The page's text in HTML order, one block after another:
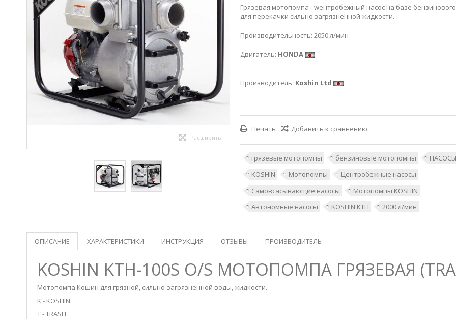
Расширить
Грязевая мотопомпа - wентробежный насос на базе
для перекачки сильно загрязненной жидкости.
Производительность: 2050 л/мин
Двигатель: HONDA
Производитель: Koshin Ltd
Печать Добавить к сравнению
грязевые мотопомпы бензиновые мотопомпы НАСОСЫ
KOSHIN
Мотопомпы
Центробежные насосы
Самовсасывающие насосы
Мотопомпы KOSHIN
Автономные насосы
KOSHIN KTH 2000 л/мин
ОПИСАНИЕ ХАРАКТЕРИСТИКИ ИНСТРУКЦИЯ ОТЗЫВЫ ПРОИЗВОДИТЕЛЬ
KOSHIN KTH-100S O/S МОТОПОМПА ГРЯЗЕВАЯ
Мотопомпа Кошин для грязной, сильно-загрязненной воды, жидкости.
K - KOSHIN
T - TRASH